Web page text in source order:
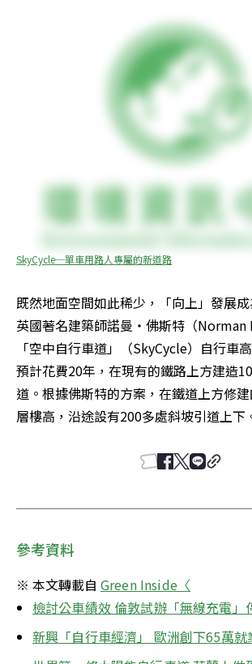
SkyCycle─單車用路人專屬的新道路
既然地面空間如此稀少，「向上」發展
英國著名建築師諾曼‧佛斯特（Norman
「空中自行車道」（SkyCycle）自行車
預計花費20年，在現有的鐵路上方建造
道。根據佛斯特的方案，在鐵道上方修
層樓高，沿途設有200多處斜坡引道上下
參考資料
※ 本文轉載自 Green Inside〈
檢討公車績效 倫敦試辦「無線充電」
新興「自行車經濟」 歐洲創下65萬就